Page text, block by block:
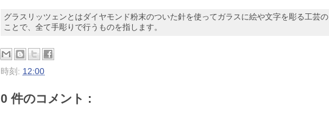
グラスリッツェンとはダイヤモンド粉末のついた針を使ってガラスに絵や文字を彫る工芸の
ことで、全て手彫りで行うものを指します。
時刻: 12:00
0 件のコメント :